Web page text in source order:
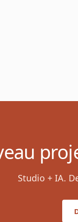
Studio + IA.